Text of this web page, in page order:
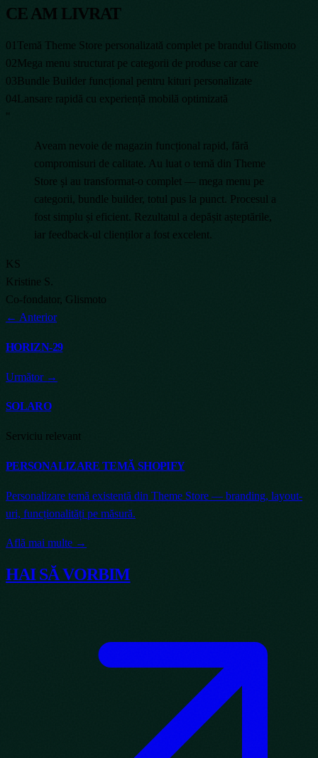
CE AM LIVRAT
01 Temă Theme Store personalizată complet pe brandul Glismoto
02Mega menu structurat pe categorii de produse car care
03Bundle Builder funcțional pentru kituri personalizate
04Lansare rapidă cu experiență mobilă optimizată
"
Aveam nevoie de magazin funcțional rapid, fără
compromisuri de calitate. Au luat o temă din Theme
Store și au transformat-o complet — mega menu pe
categorii, bundle builder, totul pus la punct. Procesul a
fost simplu și eficient. Rezultatul a depășit așteptările,
iar feedback-ul clienților a fost excelent.
KS
Kristine S.
Co-fondator, Glismoto
← Anterior
HORIZN-29
Următor →
SOLARO
Serviciu relevant
PERSONALIZARE TEMĂ SHOPIFY
Personalizare temă existentă din Theme Store — branding, layout-
uri, funcționalități pe măsură.
Află mai multe →
HAI SĂ VORBIM